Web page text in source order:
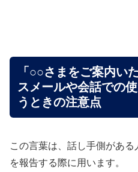
「○○さまをご案内い
スメールや会話での
うときの注意点
この言葉は、話し手側があ
を報告する際に用います。